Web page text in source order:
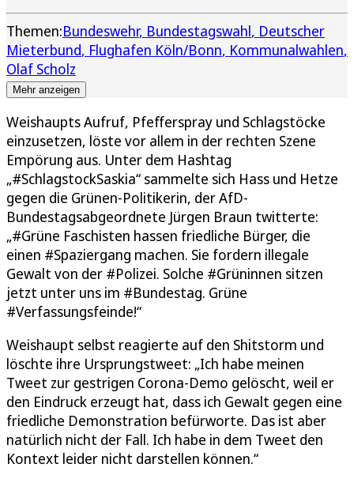
Themen:Bundeswehr Bundestagswahl Deutscher
Mieterbund Flughafen Köln/Bonn Kommunalwahlen
Olaf Scholz
Mehr anzeigen
Weishaupts Aufruf, Pfefferspray und Schlagstöcke
einzusetzen, löste vor allem in der rechten Szene
Empörung aus. Unter dem Hashtag
„#SchlagstockSaskia“ sammelte sich Hass und Hetze
gegen die Grünen-Politikerin, der AfD-
Bundestagsabgeordnete Jürgen Braun twitterte:
„#Grüne Faschisten hassen friedliche Bürger, die
einen #Spaziergang machen. Sie fordern illegale
Gewalt von der #Polizei. Solche #Grüninnen sitzen
jetzt unter uns im #Bundestag. Grüne
#Verfassungsfeinde!“
Weishaupt selbst reagierte auf den Shitstorm und
löschte ihre Ursprungstweet: „Ich habe meinen
Tweet zur gestrigen Corona-Demo gelöscht, weil er
den Eindruck erzeugt hat, dass ich Gewalt gegen eine
friedliche Demonstration befürworte. Das ist aber
natürlich nicht der Fall. Ich habe in dem Tweet den
Kontext leider nicht darstellen können.“